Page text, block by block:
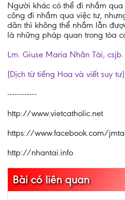
Người khác có thể đi nhầm
công đi nhầm qua việc tư,
dân thì không thể nhầm lẫn
là những pháp quan trong tòa
Lm. Giuse Maria Nhân Tài, csjb.
(Dịch từ tiếng Hoa và viết suy tư)
------------
http://www.vietcatholic.net
https://www.facebook.com/
http://nhantai.info
Bài có liên quan